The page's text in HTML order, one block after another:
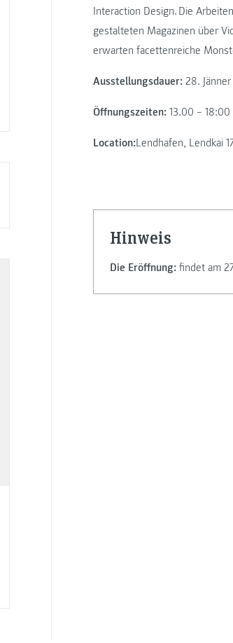
Interaction Design. Die
gestalteten Magazinen über
erwarten facettenreiche
Ausstellungsdauer: 28.
Öffnungszeiten: 13.00 –
Location:Lendhafen, Lendkai
Hinweis
Die Eröffnung:findet am